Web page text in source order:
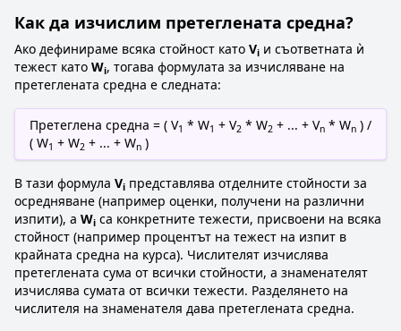
Как да изчислим претеглената средна?
Ако дефинираме всяка стойност като Vi и съответната ѝ
тежест като Wi, тогава формулата за изчисляване на
претеглената средна е следната:
Претеглена средна = ( V1 * W1 + V2 * W2 + ... + Vn * Wn ) /
( W1 + W2 + ... + Wn )
В тази формула Vi представлява отделните стойности за
осредняване (например оценки, получени на различни
изпити), а Wi са конкретните тежести, присвоени на всяка
стойност (например процентът на тежест на изпит в
крайната средна на курса). Числителят изчислява
претеглената сума от всички стойности, а знаменателят
изчислява сумата от всички тежести. Разделянето на
числителя на знаменателя дава претеглената средна.